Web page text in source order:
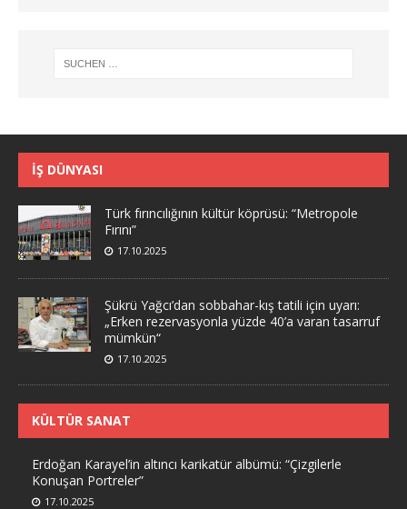
İŞ DÜNYASI
Türk fırıncılığının kültür köprüsü: “Metropole
Fırını”
17.10.2025
Şükrü Yağcı’dan sobbahar-kış tatili için uyarı:
„Erken rezervasyonla yüzde 40’a varan tasarruf
mümkün“
17.10.2025
KÜLTÜR SANAT
Erdoğan Karayel’in altıncı karikatür albümü: “Çizgilerle
Konuşan Portreler”
17.10.2025